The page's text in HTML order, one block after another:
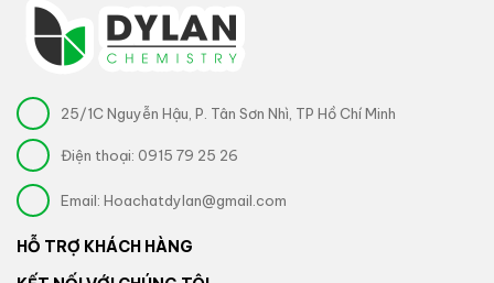
25/1C Nguyễn Hậu, P. Tân Sơn Nhì, TP Hồ Chí Minh
Điện thoại: 0915 79 25 26
Email: Hoachatdylan@gmail.com
HỖ TRỢ KHÁCH HÀNG